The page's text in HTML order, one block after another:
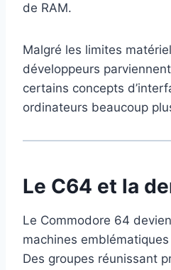
de RAM.
Malgré les limites
développeurs
certains concepts
ordinateurs beaucoup
Le C64 et la
Le Commodore 64
machines
Des groupes réunissant